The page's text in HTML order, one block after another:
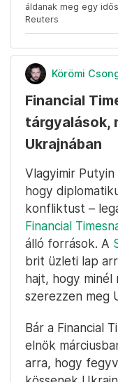
áldanak meg egy
Reuters
Körömi
Financial
tárgyalások,
Ukrajnában
Vlagyimir
hogy
konfliktust –
Financial
álló források. A
brit üzleti lap
hajt, hogy
szerezzen meg
Bár a Financial
elnök
arra, hogy